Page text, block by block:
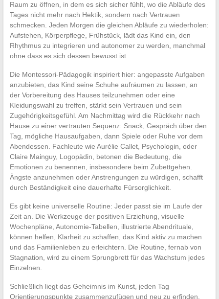
Raum zu öffnen, in dem es sich sicher fühlt, wo die Abläufe des
Tages nicht mehr nach Hektik, sondern nach Vertrauen
schmecken. Jeden Morgen die gleichen Abläufe zu wiederholen:
Aufstehen, Körperpflege, Frühstück, lädt das Kind ein, den
Rhythmus zu integrieren und autonomer zu werden, manchmal
ohne dass es sich dessen bewusst ist.
Die Montessori-Pädagogik inspiriert hier: angepasste Aufgaben
anzubieten, das Kind seine Schuhe aufräumen zu lassen, an
der Vorbereitung des Hauses teilzunehmen oder eine
Kleidungswahl zu treffen, stärkt sein Vertrauen und sein
Zugehörigkeitsgefühl. Am Nachmittag wird die Rückkehr nach
Hause zu einer vertrauten Sequenz: Snack, Gespräch über den
Tag, mögliche Hausaufgaben, dann Spiele oder Ruhe vor dem
Abendessen. Fachleute wie Aurélie Callet, Psychologin, oder
Claire Mainguy, Logopädin, betonen die Bedeutung, die
Emotionen zu benennen, insbesondere beim Zubettgehen.
Ängste anzunehmen oder Anstrengungen zu würdigen, schafft
durch Beständigkeit eine dauerhafte Fürsorglichkeit.
Es gibt keine universelle Routine: Jeder passt sie im Laufe der
Zeit an. Die Werkzeuge der positiven Erziehung, visuelle
Wochenpläne, Autonomie-Tabellen, illustrierte Abendrituale,
können helfen, Klarheit zu schaffen, das Kind aktiv zu machen
und das Familienleben zu erleichtern. Die Routine, fernab von
Stagnation, wird zu einem Sprungbrett für das Wachstum jedes
Einzelnen.
Schließlich liegt das Geheimnis im Kunst, jeden Tag
Orientierungspunkte zusammenzufügen und neu zu erfinden,